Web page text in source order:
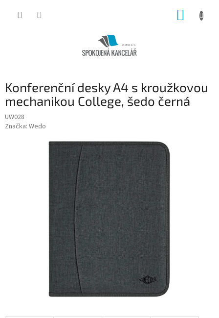
o
s
t
r
a
Konferenční desky A4 s kroužkovou
mechanikou College, šedo černá
UW028
Značka: Wedo